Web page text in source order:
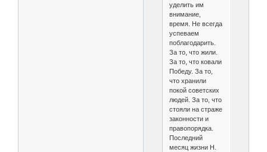
уделить им
внимание,
время. Не всегда
успеваем
поблагодарить.
За то, что жили.
За то, что ковали
Победу. За то,
что хранили
покой советских
людей. За то, что
стояли на страже
законности и
правопорядка.
Последний
месяц жизни Н.